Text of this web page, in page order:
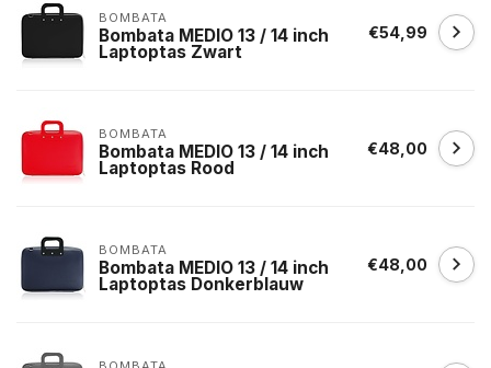
BOMBATA
Bombata MEDIO 13 / 14 inch
Laptoptas Zwart
€54,99
BOMBATA
Bombata MEDIO 13 / 14 inch
Laptoptas Rood
€48,00
BOMBATA
Bombata MEDIO 13 / 14 inch
Laptoptas Donkerblauw
€48,00